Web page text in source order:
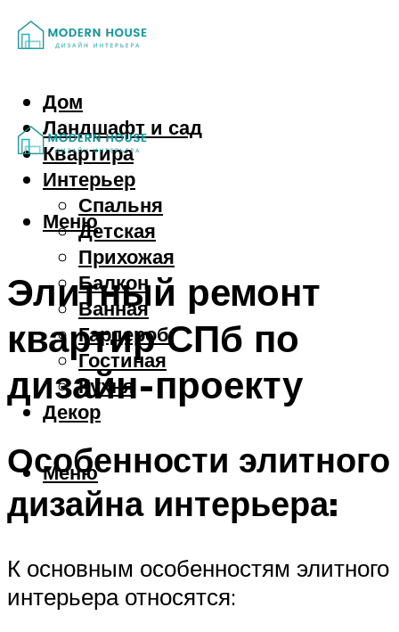
Дом
Ландшафт и сад
Квартира
Интерьер
Спальня
Детская
Прихожая
Балкон
Ванная
Гардероб
Гостиная
Кухня
Декор
Меню
Меню
Элитный ремонт
квартир СПб по
дизайн-проекту
Особенности элитного
дизайна интерьера:
К основным особенностям элитного
интерьера относятся: